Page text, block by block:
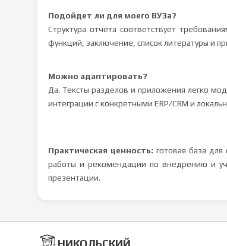
Подойдет ли для моего ВУЗа?
Структура отчёта соответствует
функций, заключение, список литературы и
Можно адаптировать?
Да. Тексты разделов и приложения легко
интеграции с конкретными ERP/CRM и
Практическая ценность: готовая база
работы и рекомендации по внедрению и
презентации.
НИКОЛЬСКИЙ